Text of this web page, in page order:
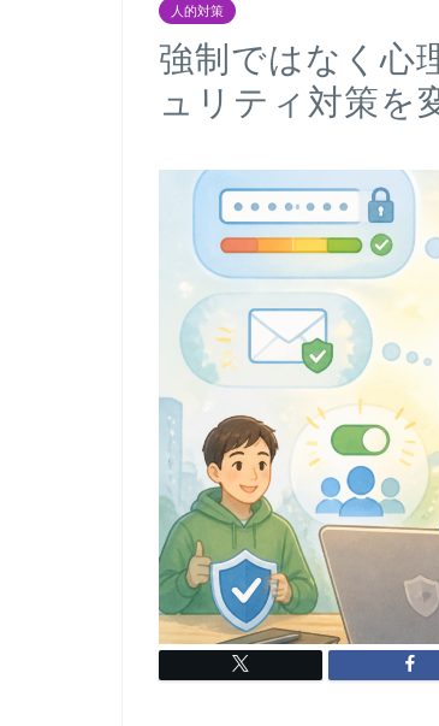
人的対策
強制ではなく心
ュリティ対策を